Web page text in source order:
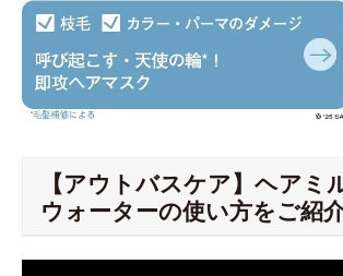
【アウトバスケア】ヘアミ
ウォーターの使い方をご紹